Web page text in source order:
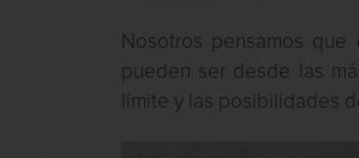
Nosotros pensamos
pueden ser desde las
límite y las posibilidades